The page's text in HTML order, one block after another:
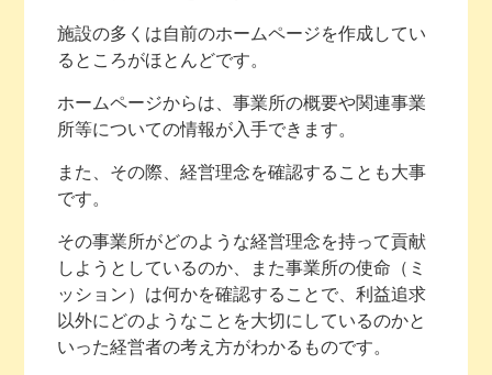
施設の多くは自前のホームページを作成してい
るところがほとんどです。
ホームページからは、事業所の概要や関連事業
所等についての情報が入手できます。
また、その際、経営理念を確認することも大事
です。
その事業所がどのような経営理念を持って貢献
しようとしているのか、また事業所の使命（ミ
ッション）は何かを確認することで、利益追求
以外にどのようなことを大切にしているのかと
いった経営者の考え方がわかるものです。